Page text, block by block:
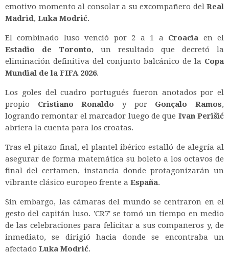
emotivo momento al consolar a su excompañero del Real
Madrid, Luka Modrić.
El combinado luso venció por 2 a 1 a Croacia en el
Estadio de Toronto, un resultado que decretó la
eliminación definitiva del conjunto balcánico de la Copa
Mundial de la FIFA 2026.
Los goles del cuadro portugués fueron anotados por el
propio Cristiano Ronaldo y por Gonçalo Ramos,
logrando remontar el marcador luego de que Ivan Perišić
abriera la cuenta para los croatas.
Tras el pitazo final, el plantel ibérico estalló de alegría al
asegurar de forma matemática su boleto a los octavos de
final del certamen, instancia donde protagonizarán un
vibrante clásico europeo frente a España.
Sin embargo, las cámaras del mundo se centraron en el
gesto del capitán luso. 'CR7' se tomó un tiempo en medio
de las celebraciones para felicitar a sus compañeros y, de
inmediato, se dirigió hacia donde se encontraba un
afectado Luka Modrić.